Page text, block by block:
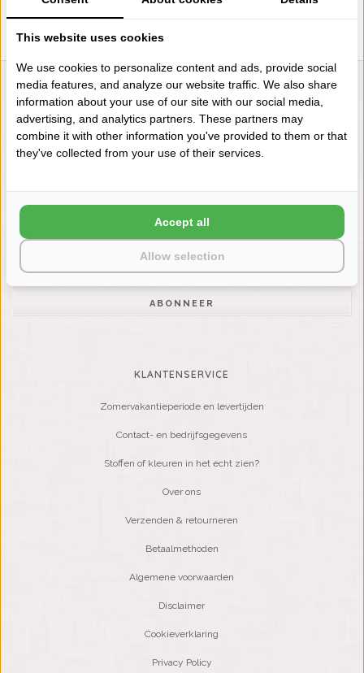
LIENSLINNENWINKEL.NL
VRAGEN? BEL DAN
+31 (0) 575 511817
NIEUWSBRIEF
Wilt u op de hoogte blijven?
ABONNEER
KLANTENSERVICE
Zomervakantieperiode en levertijden
Contact- en bedrijfsgegevens
Stoffen of kleuren in het echt zien?
Over ons
Verzenden & retourneren
Betaalmethoden
Algemene voorwaarden
Disclaimer
Cookieverklaring
Privacy Policy
This website uses cookies
We use cookies to personalize content and ads, provide social
media features, and analyze our website traffic. We also share
information about your use of our site with our social media,
advertising, and analytics partners. These partners may
combine it with other information you've provided to them or that
they've collected from your use of their services.
Allow selection
Accept all